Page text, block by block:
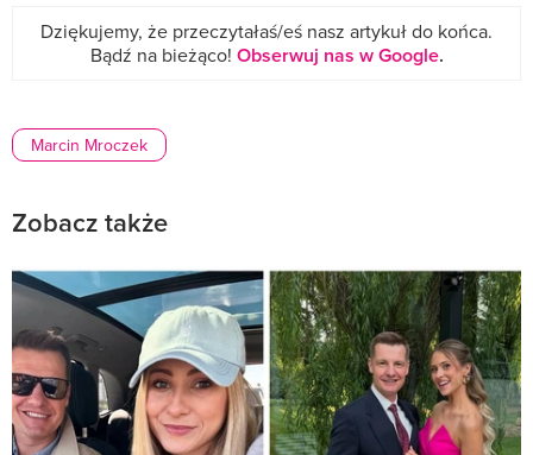
Dziękujemy, że przeczytałaś/eś nasz artykuł do końca.
Bądź na bieżąco! Obserwuj nas w Google.
Marcin Mroczek
Zobacz także